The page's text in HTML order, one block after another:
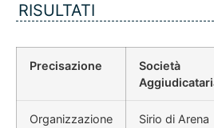
RISULTATI
Precisazione
Società
Organizzazione
Sirio di Arena